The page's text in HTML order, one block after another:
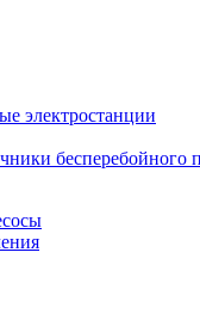
электростанции
бесперебойного